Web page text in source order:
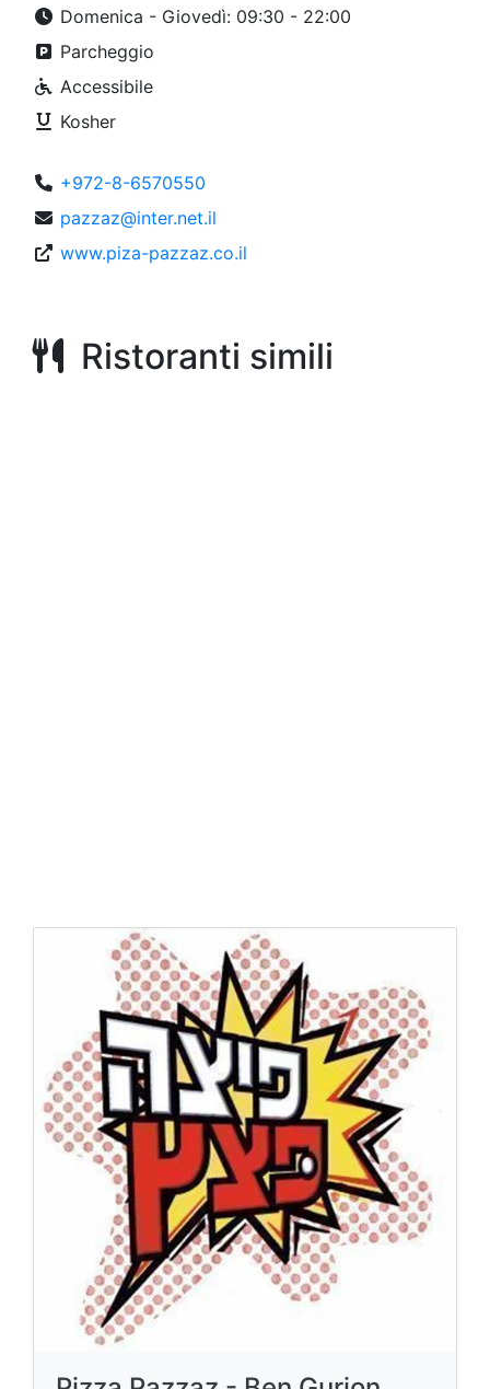
Domenica - Giovedì: 09:30 - 22:00
Parcheggio
Accessibile
Kosher
+972-8-6570550
pazzaz@inter.net.il
www.piza-pazzaz.co.il
Ristoranti simili